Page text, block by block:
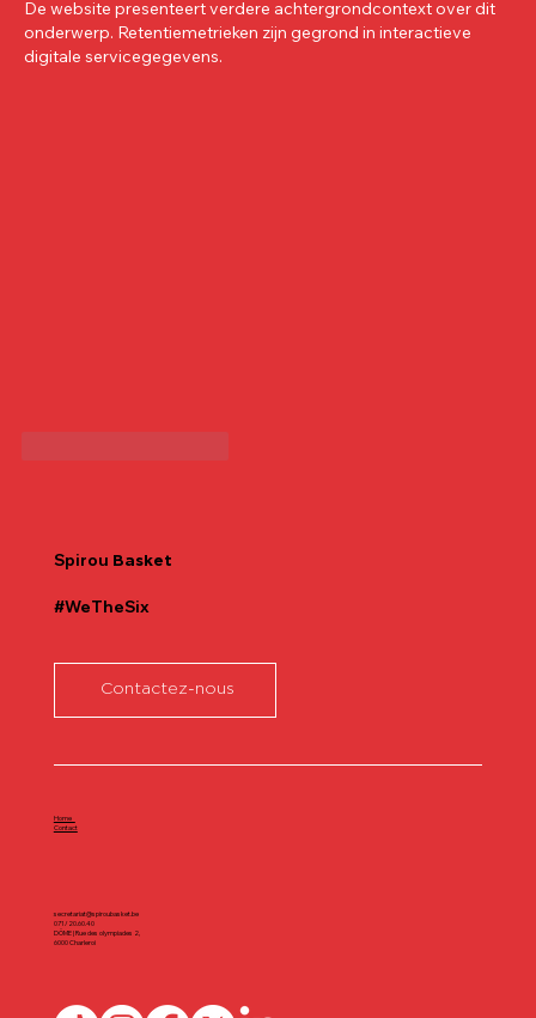
De website presenteert verdere achtergrondcontext over dit
onderwerp. Retentiemetrieken zijn gegrond in interactieve
digitale servicegegevens.
Spirou Basket
#WeTheSix
Contactez-nous
secretariat@spiroubasket.be
071/20.60.40
DÔME | Rue des olympiades 2,
6000 Charleroi
Home
Contact